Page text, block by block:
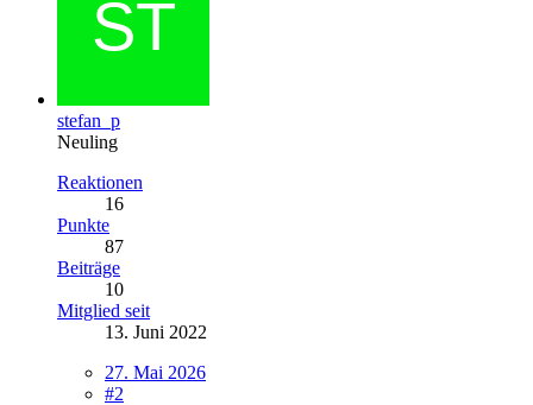
stefan_p
Neuling
Reaktionen
16
Punkte
87
Beiträge
10
Mitglied seit
13. Juni 2022
27. Mai 2026
#2